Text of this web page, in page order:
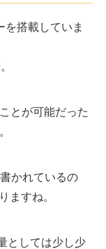
を搭載していま
とが可能だった
かれているの
ますね。
としては少し少